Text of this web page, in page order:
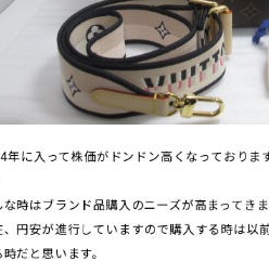
年に入って株価がドンドン高くなっており
な時はブランド品購入のニーズが高まってき
、円安が進行していますので購入する時は以
だと思います。